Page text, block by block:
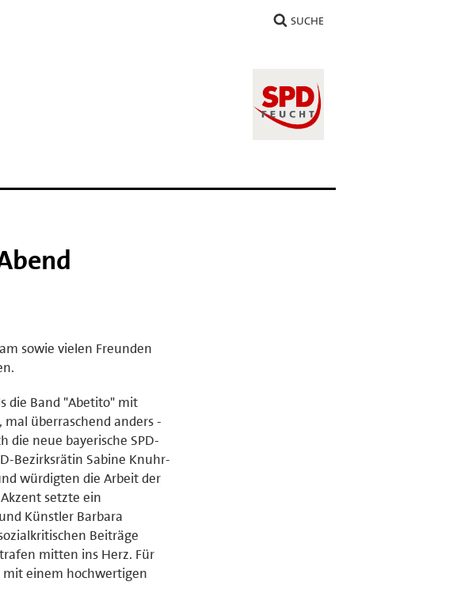
SUCHE
sowie vielen Freunden
die Band "Abetito" mit
mal überraschend anders -
die neue bayerische SPD-
Bezirksrätin Sabine Knuhr-
würdigten die Arbeit der
setzte ein
Künstler Barbara
Beiträge
mitten ins Herz. Für
mit einem hochwertigen